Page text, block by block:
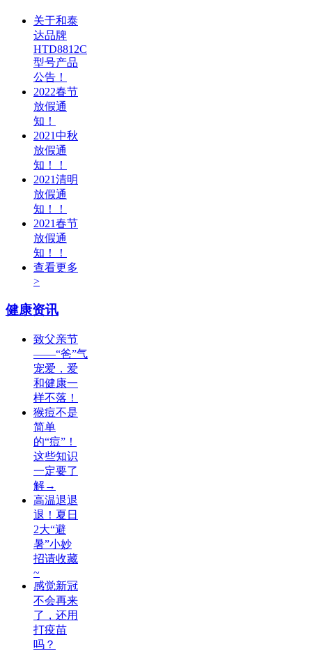
关于和泰
达品牌
HTD8812C
型号产品
公告！
2022春节
放假通
知！
2021中秋
放假通
知！！
2021清明
放假通
知！！
2021春节
放假通
知！！
查看更多
>
健康资讯
致父亲节
——“爸”气
宠爱，爱
和健康一
样不落！
猴痘不是
简单
的“痘”！
这些知识
一定要了
解→
高温退退
退！夏日
2大“避
暑”小妙
招请收藏
~
感觉新冠
不会再来
了，还用
打疫苗
吗？